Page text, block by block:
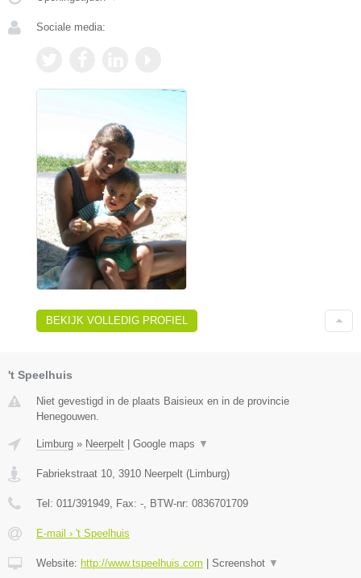
Sociale media:
BEKIJK VOLLEDIG PROFIEL
't Speelhuis
Niet gevestigd in de plaats Baisieux en in de provincie
Henegouwen.
Limburg » Neerpelt | Google maps ▼
Fabriekstraat 10 3910 Neerpelt (Limburg)
Tel: 011/391949 , Fax: - , BTW-nr: 0836701709
E-mail › 't Speelhuis
Website: http://www.tspeelhuis.com | Screenshot ▼